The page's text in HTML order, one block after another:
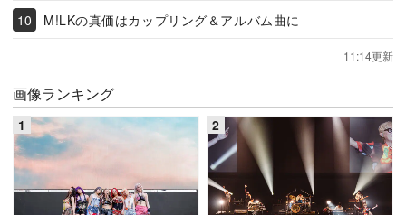
M!LKの真価はカップリング＆アルバム曲に
11:14更新
画像ランキング